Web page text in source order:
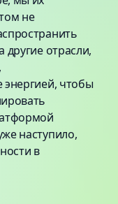
не
отрасли,
энергией, чтобы
наступило,
в